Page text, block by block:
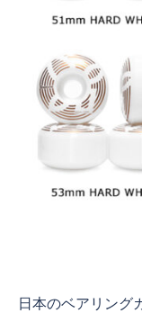
日本のベアリング